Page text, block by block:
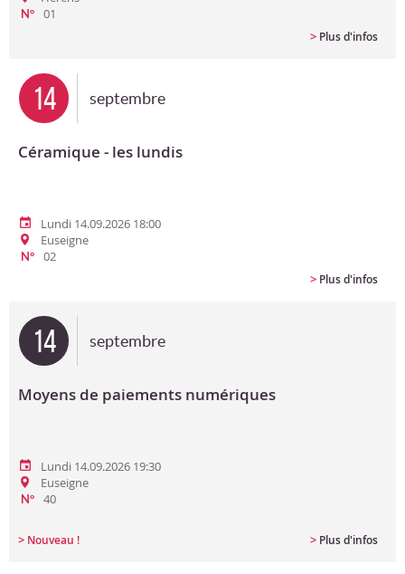
N°
01
> Plus d'infos
14 septembre
Céramique - les lundis
Lundi 14.09.2026 18:00
Euseigne
N°
02
> Plus d'infos
14 septembre
Moyens de paiements numériques
Lundi 14.09.2026 19:30
Euseigne
N° 40
> Nouveau ! > Plus d'infos